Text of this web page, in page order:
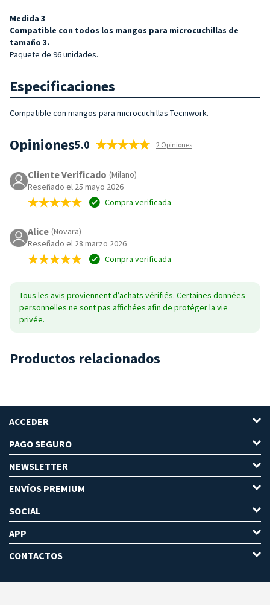
Medida 3
Compatible con todos los mangos para microcuchillas de
tamaño 3.
Paquete de 96 unidades.
Especificaciones
Compatible con mangos para microcuchillas Tecniwork.
Opiniones5.0 2 Opiniones
Cliente Verificado (Milano)
Reseñado el 25 mayo 2026
Compra verificada
Alice (Novara)
Reseñado el 28 marzo 2026
Compra verificada
Tous les avis proviennent d’achats vérifiés. Certaines données
personnelles ne sont pas affichées afin de protéger la vie
privée.
Productos relacionados
ACCEDER
PAGO SEGURO
NEWSLETTER
ENVÍOS PREMIUM
SOCIAL
APP
CONTACTOS